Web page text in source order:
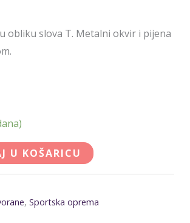
obliku slova T. Metalni okvir i pijena
U KOŠARICU
,Sportska oprema